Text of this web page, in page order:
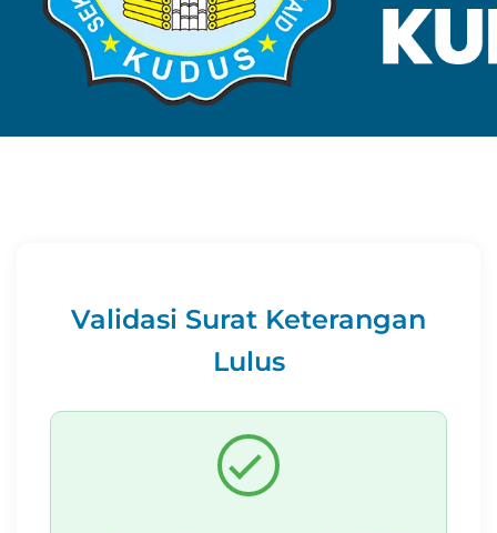
Validasi SKL
Validasi Surat Keterangan
Lulus